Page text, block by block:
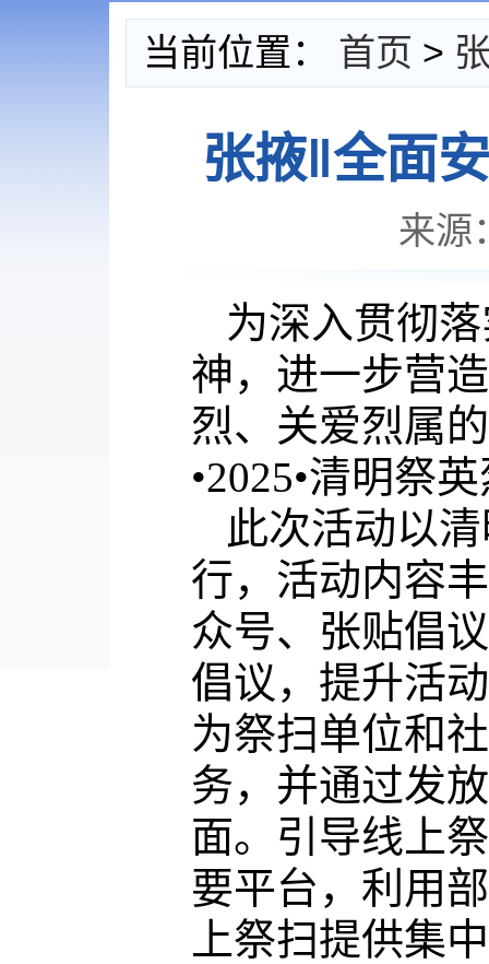
当前位置： 首页 >
张掖‖全面
来源
为深入贯彻
神，进一步营
烈、关爱烈属
•2025•清明祭
此次活动以
行，活动内容
众号、张贴倡
倡议，提升活
为祭扫单位和
务，并通过发
面。 引导线上
要平台，利用
上祭扫提供集